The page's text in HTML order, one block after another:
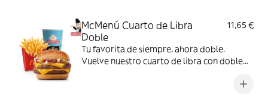
McMenú Cuarto de Libra
Doble
11,65 €
Tu favorita de siempre, ahora doble.
Vuelve nuestro cuarto de libra con doble
cheddar, pepinillo, cebolla en tiras, kétchup